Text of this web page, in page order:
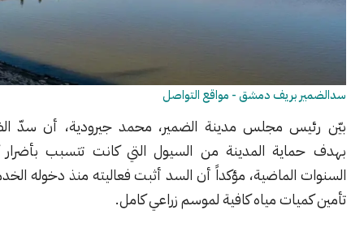
بريف دمشق - مواقع التواصل
مجلس مدينة الضمير، محمد جيرودية، أن سدّ الضمير أُنشئ
المدينة من السيول التي كانت تتسبب بأضرار كبيرة خلال
الماضية، مؤكداً أن السد أثبت فعاليته منذ دخوله الخدمة ونجح في
مياه كافية لموسم زراعي كامل.